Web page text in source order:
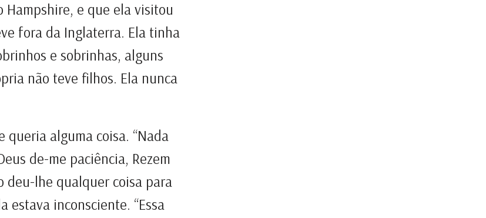
Hampshire, e que ela visitou
fora da Inglaterra. Ela tinha
e sobrinhas, alguns
não teve filhos. Ela nunca
queria alguma coisa. “Nada
de-me paciência, Rezem
deu-lhe qualquer coisa para
estava inconsciente. “Essa